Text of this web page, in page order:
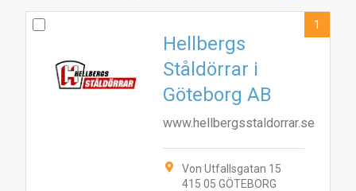
Hellbergs
Ståldörrar i
Göteborg AB
www.hellbergsstaldorrar.se
Von Utfallsgatan 15
415 05 GÖTEBORG
1